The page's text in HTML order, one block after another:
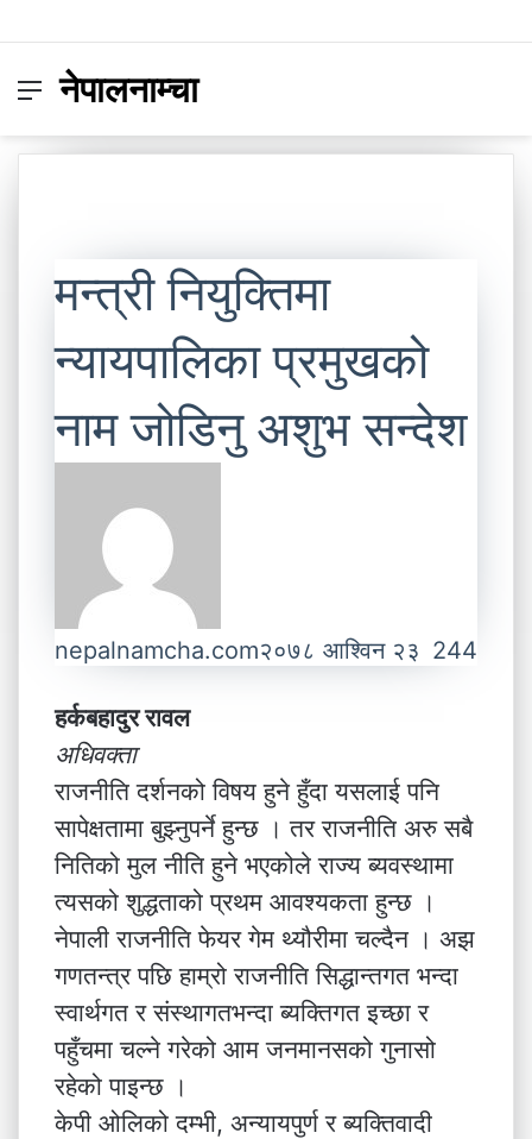
Menu
नेपालनाम्चा
मन्त्री नियुक्तिमा
न्यायपालिका प्रमुखको
नाम जोडिनु अशुभ सन्देश
nepalnamcha.com२०७८ आश्विन २३ 244
हर्कबहादुर रावल
अधिवक्ता
राजनीति दर्शनको विषय हुने हुँदा यसलाई पनि
सापेक्षतामा बुझ्नुपर्ने हुन्छ । तर राजनीति अरु सबै
नितिको मुल नीति हुने भएकोले राज्य ब्यवस्थामा
त्यसको शुद्धताको प्रथम आवश्यकता हुन्छ ।
नेपाली राजनीति फेयर गेम थ्यौरीमा चल्दैन । अझ
गणतन्त्र पछि हाम्रो राजनीति सिद्धान्तगत भन्दा
स्वार्थगत र संस्थागतभन्दा ब्यक्तिगत इच्छा र
पहुँचमा चल्ने गरेको आम जनमानसको गुनासो
रहेको पाइन्छ ।
केपी ओलिको दम्भी, अन्यायपुर्ण र ब्यक्तिवादी